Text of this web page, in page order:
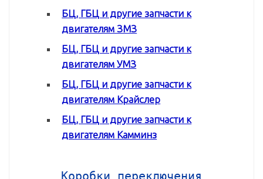
БЦ, ГБЦ и другие запчасти к
двигателям ЗМЗ
БЦ, ГБЦ и другие запчасти к
двигателям УМЗ
БЦ, ГБЦ и другие запчасти к
двигателям Крайслер
БЦ, ГБЦ и другие запчасти к
двигателям Камминз